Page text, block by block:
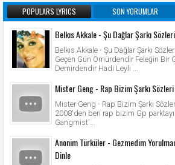
POPULARS LYRICS SON YORUMLAR
Belkıs Akkale - Şu Dağlar Şarkı
Belkıs Akkale - Şu Dağlar Şarkı
Geçen Gün Ömürdendir Feleğin Bir
Demirdendir Hadi Leyli ...
Mister Geng - Rap Bizim Şarkı
Mister Geng - Rap Bizim Şarkı
2008'den beri rap bizim Gp
Gangmist'...
Anonim Türküler - Gezmedim
Dinle